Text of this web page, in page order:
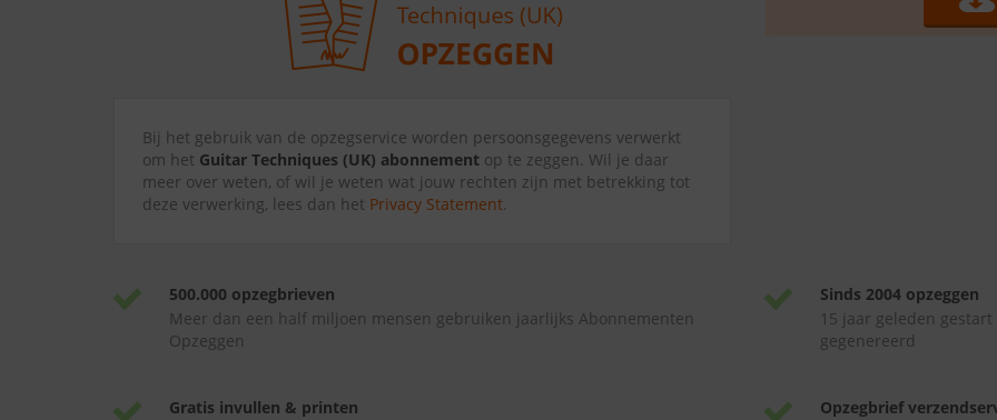
Bij het gebruik van de opzegservice worden persoonsgegevens verwerkt
om het Guitar Techniques (UK) abonnement op te zeggen. Wil je daar
meer over weten, of wil je weten wat jouw rechten zijn met betrekking tot
deze verwerking, lees dan het Privacy Statement.
500.000 opzegbrieven
Meer dan een half miljoen mensen gebruiken jaarlijks Abonnementen
Opzeggen
Sinds 2004 opzeggen
15 jaar geleden
gegenereerd
Gratis invullen & printen
Opzegbrief